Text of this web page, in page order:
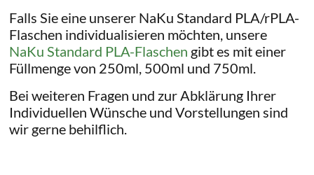
Falls Sie eine unserer NaKu Standard PLA/rPLA-
Flaschen individualisieren möchten, unsere
NaKu Standard PLA-Flaschen gibt es mit einer
Füllmenge von 250ml, 500ml und 750ml.
Bei weiteren Fragen und zur Abklärung Ihrer
Individuellen Wünsche und Vorstellungen sind
wir gerne behilflich.